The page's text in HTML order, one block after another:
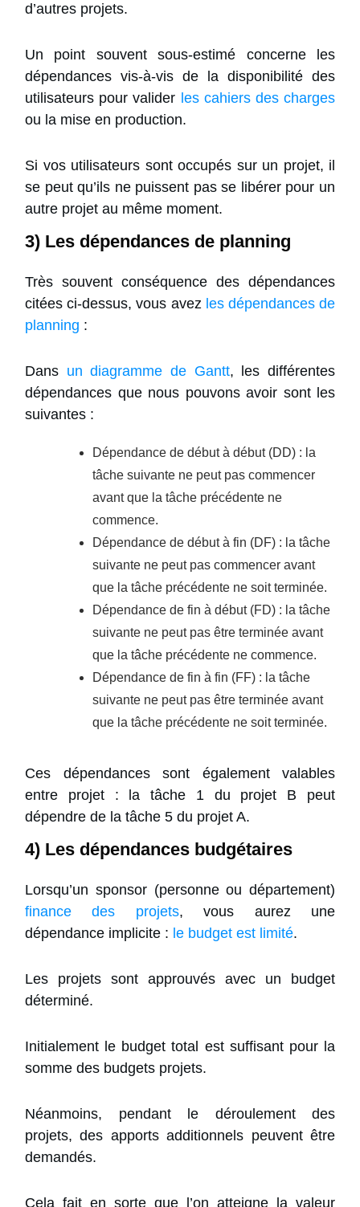
d’autres projets.
Un point souvent sous-estimé concerne les
dépendances vis-à-vis de la disponibilité des
utilisateurs pour valider les cahiers des charges
ou la mise en production.
Si vos utilisateurs sont occupés sur un projet, il
se peut qu’ils ne puissent pas se libérer pour un
autre projet au même moment.
3) Les dépendances de planning
Très souvent conséquence des dépendances
citées ci-dessus, vous avez les dépendances de
planning :
Dans un diagramme de Gantt, les différentes
dépendances que nous pouvons avoir sont les
suivantes :
Dépendance de début à début (DD) : la
tâche suivante ne peut pas commencer
avant que la tâche précédente ne
commence.
Dépendance de début à fin (DF) : la tâche
suivante ne peut pas commencer avant
que la tâche précédente ne soit terminée.
Dépendance de fin à début (FD) : la tâche
suivante ne peut pas être terminée avant
que la tâche précédente ne commence.
Dépendance de fin à fin (FF) : la tâche
suivante ne peut pas être terminée avant
que la tâche précédente ne soit terminée.
Ces dépendances sont également valables
entre projet : la tâche 1 du projet B peut
dépendre de la tâche 5 du projet A.
4) Les dépendances budgétaires
Lorsqu’un sponsor (personne ou département)
finance des projets, vous aurez une
dépendance implicite : le budget est limité.
Les projets sont approuvés avec un budget
déterminé.
Initialement le budget total est suffisant pour la
somme des budgets projets.
Néanmoins, pendant le déroulement des
projets, des apports additionnels peuvent être
demandés.
Cela fait en sorte que l’on atteigne la valeur